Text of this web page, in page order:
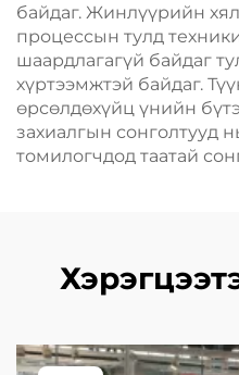
байдаг. Жинлүүрийн
процессын тулд
шаардлагагүй байдаг
хүртээмжтэй байдаг.
өрсөлдөхүйц үнийн
захиалгын сонголтууд
томилогчдод таатай